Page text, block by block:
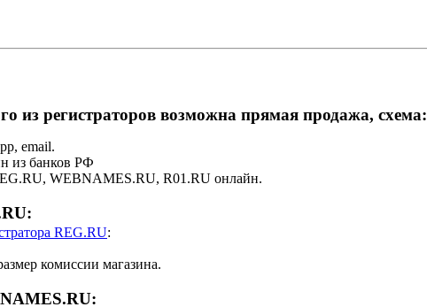
из регистраторов возможна прямая продажа, схема:
email.
из банков РФ
WEBNAMES.RU, R01.RU онлайн.
REG.RU:
комиссии магазина.